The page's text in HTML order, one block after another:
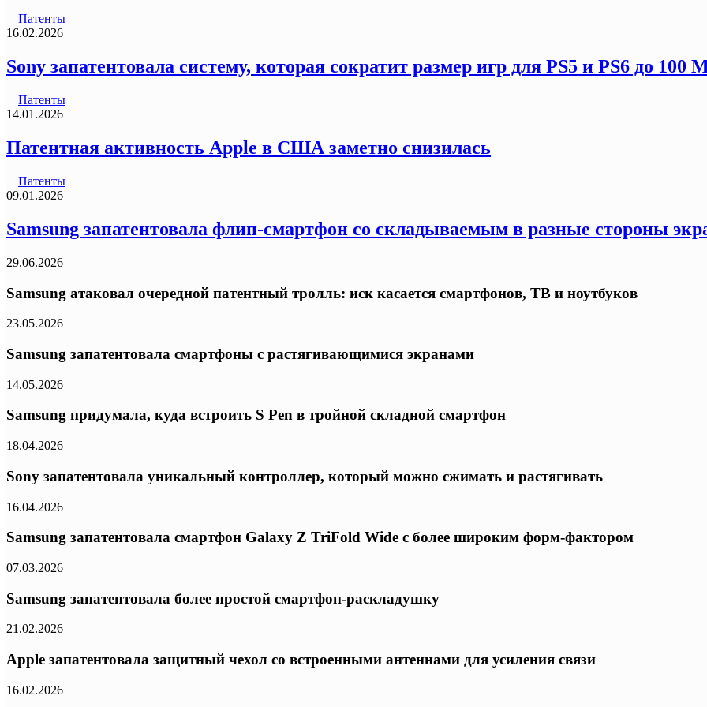
Патенты
16.02.2026
Sony запатентовала систему, которая сократит размер игр для PS5 и PS6 до 100
Патенты
14.01.2026
Патентная активность Apple в США заметно снизилась
Патенты
09.01.2026
Samsung запатентовала флип-смартфон со складываемым в разные стороны
29.06.2026
Samsung атаковал очередной патентный тролль: иск касается смартфонов, ТВ и ноутбуков
23.05.2026
Samsung запатентовала смартфоны с растягивающимися экранами
14.05.2026
Samsung придумала, куда встроить S Pen в тройной складной смартфон
18.04.2026
Sony запатентовала уникальный контроллер, который можно сжимать и растягивать
16.04.2026
Samsung запатентовала смартфон Galaxy Z TriFold Wide с более широким форм-фактором
07.03.2026
Samsung запатентовала более простой смартфон-раскладушку
21.02.2026
Apple запатентовала защитный чехол со встроенными антеннами для усиления связи
16.02.2026